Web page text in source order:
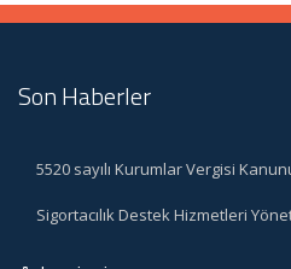
Son Haberler
5520 sayılı Kurumlar Vergisi
Sigortacılık Destek Hizmetleri